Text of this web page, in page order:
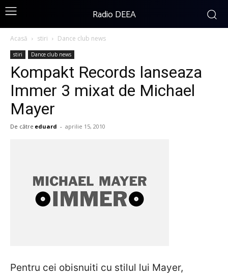
Radio DEEA
Acasă stiri Dance club news
stiri Dance club news
Kompakt Records lanseaza
Immer 3 mixat de Michael
Mayer
De către eduard - aprilie 15, 2010
Pentru cei obisnuiti cu stilul lui Mayer,